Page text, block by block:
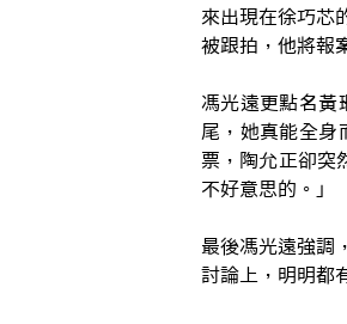
來出現在徐巧芯
被跟拍，他將報
馮光遠更點名黃
尾，她真能全身
票，陶允正卻突
不好意思的。」
最後馮光遠強調
討論上，明明都